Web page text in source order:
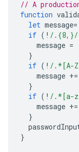
// A
function
let
if ( !/
message
if ( ! /
message
if ( ! /
message